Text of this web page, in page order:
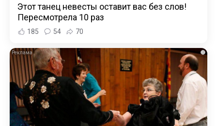
Этот танец невесты оставит вас без слов!
Пересмотрела 10 раз
185 54 70
i